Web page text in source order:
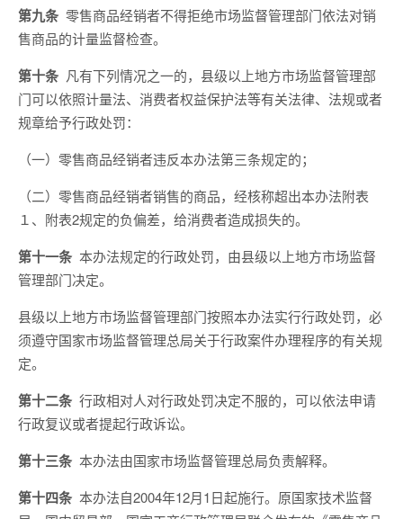
第九条 零售商品经销者不得拒绝市场监督管理部门依法对销
售商品的计量监督检查。
第十条 凡有下列情况之一的，县级以上地方市场监督管理部
门可以依照计量法、消费者权益保护法等有关法律、法规或者
规章给予行政处罚：
（一）零售商品经销者违反本办法第三条规定的；
（二）零售商品经销者销售的商品，经核称超出本办法附表
１、附表2规定的负偏差，给消费者造成损失的。
第十一条 本办法规定的行政处罚，由县级以上地方市场监督
管理部门决定。
县级以上地方市场监督管理部门按照本办法实行行政处罚，必
须遵守国家市场监督管理总局关于行政案件办理程序的有关规
定。
第十二条 行政相对人对行政处罚决定不服的，可以依法申请
行政复议或者提起行政诉讼。
第十三条 本办法由国家市场监督管理总局负责解释。
第十四条 本办法自2004年12月1日起施行。原国家技术监督